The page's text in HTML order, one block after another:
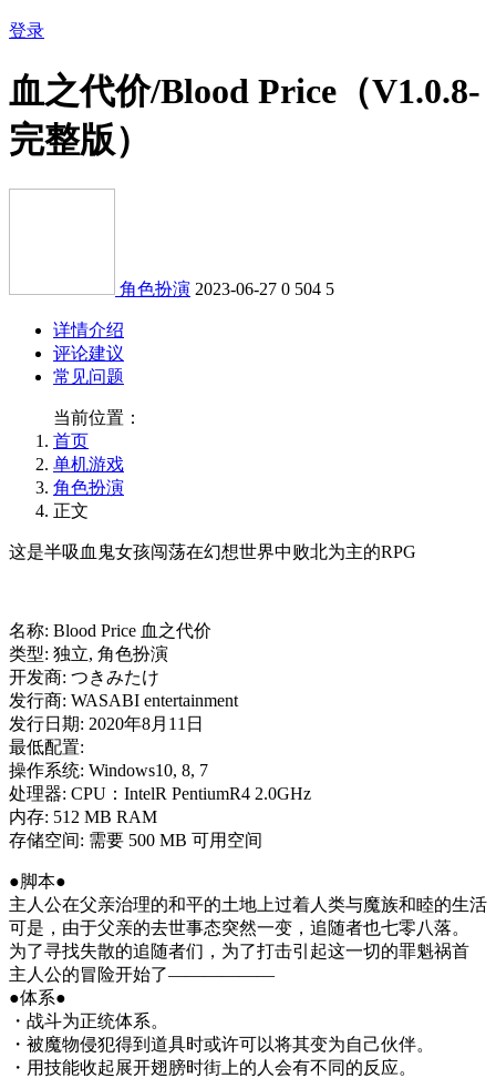
登录
血之代价/Blood Price（V1.0.8-
完整版）
角色扮演 2023-06-27 0 504 5
详情介绍
评论建议
常见问题
当前位置：
首页
单机游戏
角色扮演
正文
这是半吸血鬼女孩闯荡在幻想世界中败北为主的RPG
名称: Blood Price 血之代价
类型: 独立, 角色扮演
开发商: つきみたけ
发行商: WASABI entertainment
发行日期: 2020年8月11日
最低配置:
操作系统: Windows10, 8, 7
处理器: CPU：IntelR PentiumR4 2.0GHz
内存: 512 MB RAM
存储空间: 需要 500 MB 可用空间
●脚本●
主人公在父亲治理的和平的土地上过着人类与魔族和睦的生活
可是，由于父亲的去世事态突然一变，追随者也七零八落。
为了寻找失散的追随者们，为了打击引起这一切的罪魁祸首
主人公的冒险开始了――――――
●体系●
・战斗为正统体系。
・被魔物侵犯得到道具时或许可以将其变为自己伙伴。
・用技能收起展开翅膀时街上的人会有不同的反应。